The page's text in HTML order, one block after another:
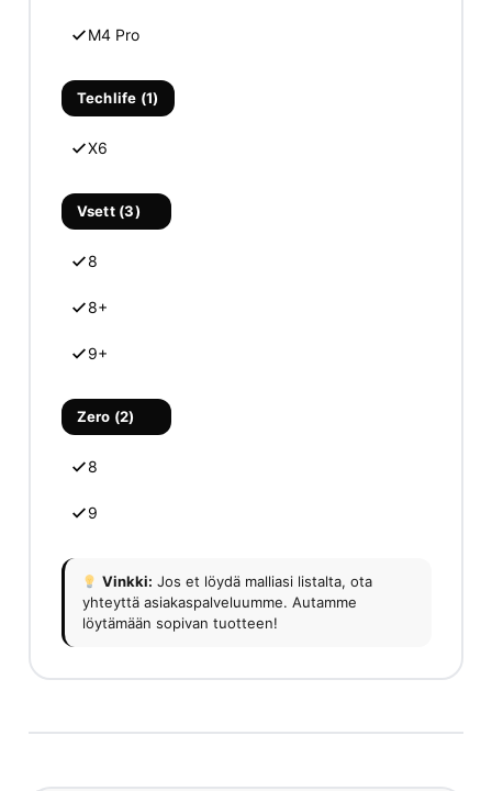
M4 Pro
Techlife (1)
X6
Vsett (3)
8
8+
9+
Zero (2)
8
9
Vinkki: Jos et löydä malliasi listalta, ota
yhteyttä asiakaspalveluumme. Autamme
löytämään sopivan tuotteen!